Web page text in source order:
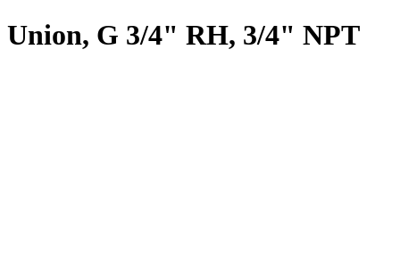
Union, G 3/4" RH, 3/4" NPT